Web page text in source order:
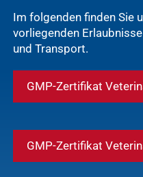
Im folgenden finden Sie
vorliegenden
und Transport.
GMP-Zertifikat
GMP-Zertifikat